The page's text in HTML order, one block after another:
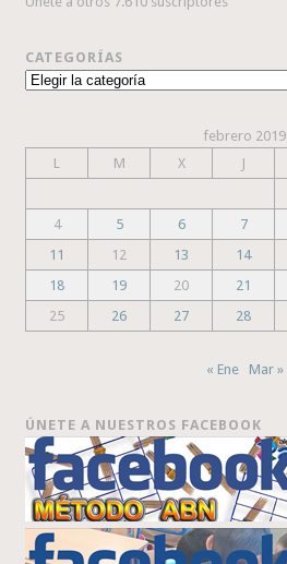
CATEGORÍAS
Categorías
febrero 2019
L
M X J
4
5 6 7
11
12 13 14
18
19 20 21
25
26 27 28
« Ene Mar »
ÚNETE A NUESTROS FACEBOOK